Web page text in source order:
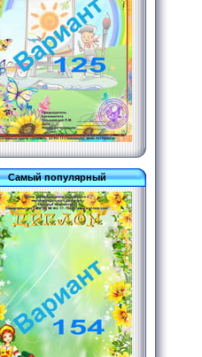
Самый популярный